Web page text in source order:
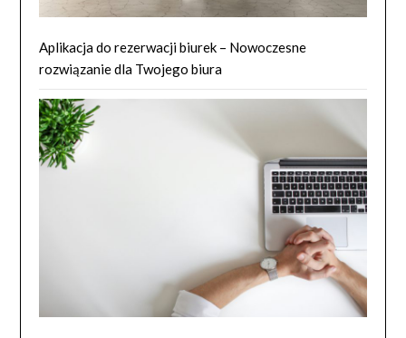
Aplikacja do rezerwacji biurek – Nowoczesne
rozwiązanie dla Twojego biura